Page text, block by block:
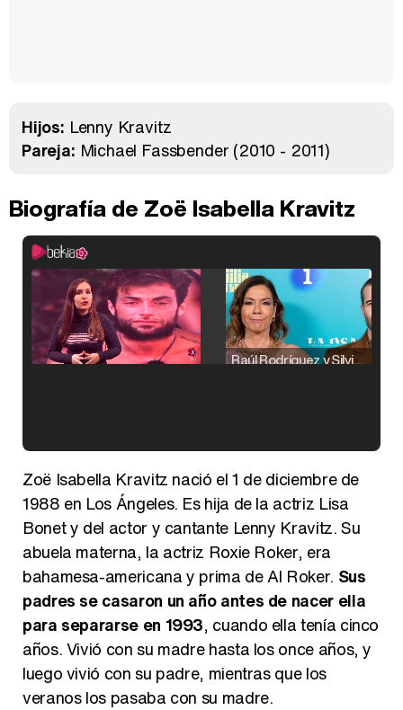
Hijos: Lenny Kravitz
Pareja: Michael Fassbender (2010 - 2011)
Biografía de Zoë Isabella Kravitz
Raúl Rodríguez y Silvia Taulés nos cuentan su papel en 'La familia de la tele'
Zoë Isabella Kravitz nació el 1 de diciembre de
1988 en Los Ángeles. Es hija de la actriz Lisa
Bonet y del actor y cantante Lenny Kravitz. Su
abuela materna, la actriz Roxie Roker, era
bahamesa-americana y prima de Al Roker. Sus
padres se casaron un año antes de nacer ella
para separarse en 1993, cuando ella tenía cinco
años. Vivió con su madre hasta los once años, y
luego vivió con su padre, mientras que los
veranos los pasaba con su madre.